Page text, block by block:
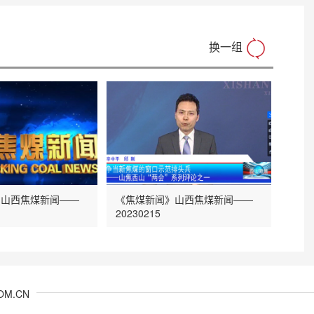
换一组
山西焦煤新闻——
《焦煤新闻》山西焦煤新闻——
20230215